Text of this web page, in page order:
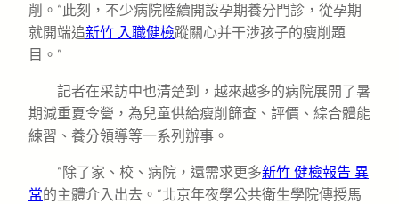
削。“此刻，不少病院陸續開設孕期養分門診，從孕期
就開端追新竹 入職健檢蹤關心并干涉孩子的瘦削題
目。”
記者在采訪中也清楚到，越來越多的病院展開了暑
期減重夏令營，為兒童供給瘦削篩查、評價、綜合體能
練習、養分領導等一系列辦事。
“除了家、校、病院，還需求更多新竹 健檢報告 異
常的主體介入出去。”北京年夜學公共衛生學院傳授馬